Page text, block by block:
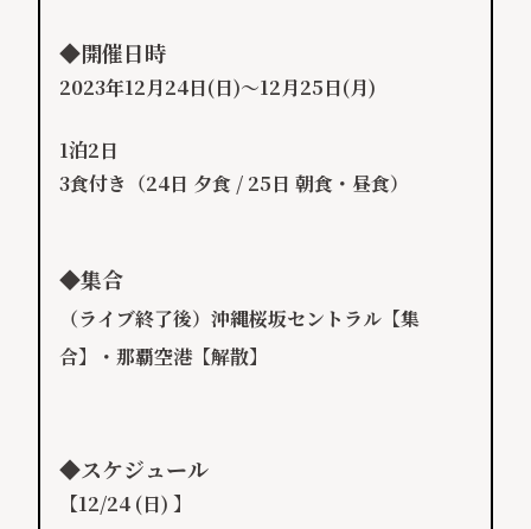
◆開催日時
2023年12月24日(日)～12月25日(月)
1泊2日
3食付き（24日 夕食 / 25日 朝食・昼食）
◆集合
（ライブ終了後）沖縄桜坂セントラル【集
合】・那覇空港【解散】
◆スケジュール
【12/24 (日) 】